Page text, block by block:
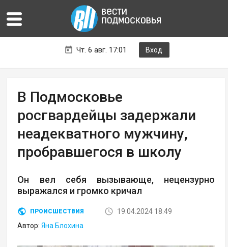
Чт. 6 авг. 17:01 Вход
В Подмосковье
росгвардейцы задержали
неадекватного мужчину,
пробравшегося в школу
Он вел себя вызывающе, нецензурно
выражался и громко кричал
ПРОИСШЕСТВИЯ
19.04.2024 18:49
Автор:Яна Блохина